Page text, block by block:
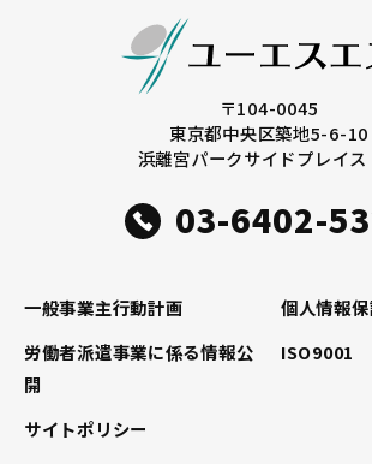
〒104-0045
東京都中央区築地5-6-10
浜離宮パークサイドプレイス
03-6402-
一般事業主行動計画
個人情報
労働者派遣事業に係る情報公
開
ISO9001
サイトポリシー